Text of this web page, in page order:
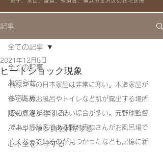
記事
全ての記事
お知らせ
在宅医療
認知症を科学する
パーキンソン病を科学する
心不全を科学する
全ての記事
ヒートショック現象
2021年12月8日
昔ながらの日本家屋は非常に寒い。木造家屋が
多いためお風呂やトイレなど肌が露出する場所
での気温が非常に低い場合が多い。元野球監督
であり評論家である野村克也さんがお風呂場で
亡くなっているのが見つかったなども記憶に新